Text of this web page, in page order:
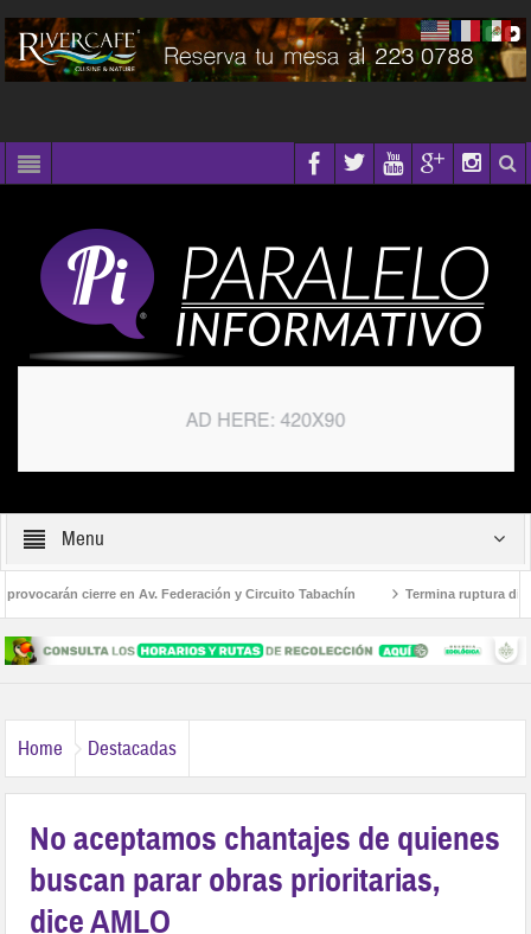
Menu
cierre en Av. Federación y Circuito Tabachín Termina ruptura
robo a Karely Ruiz
Home Destacadas
No aceptamos chantajes de quienes
buscan parar obras prioritarias,
dice AMLO